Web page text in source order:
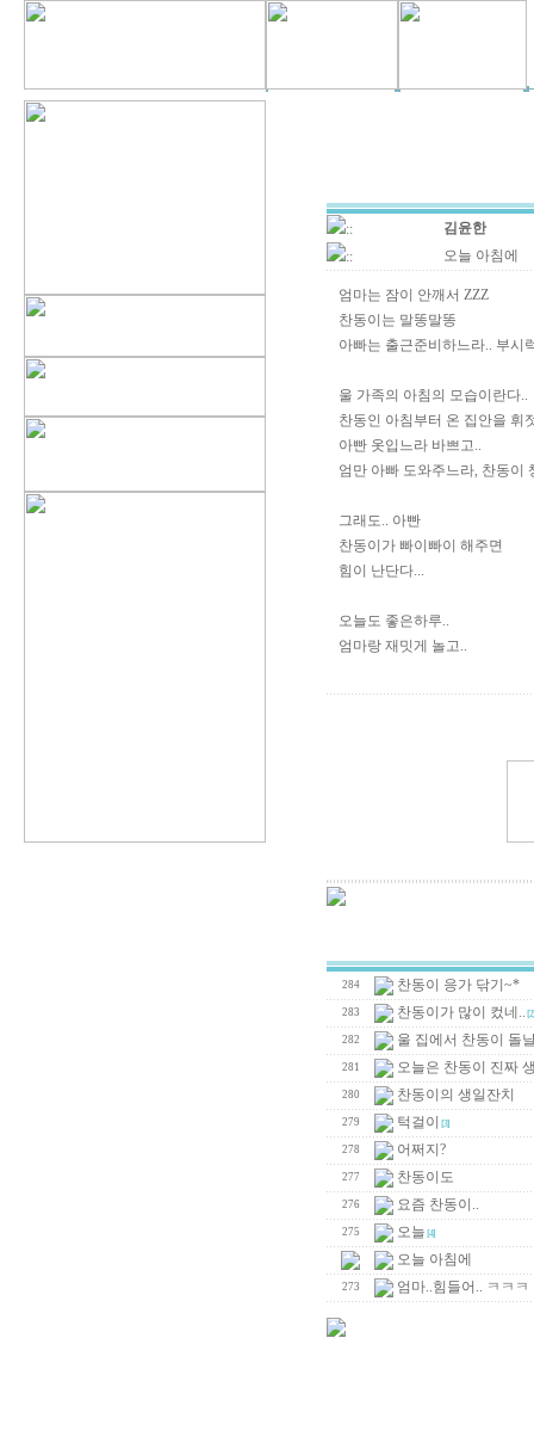
::
김윤한
::
오늘 아침에
엄마는 잠이 안깨서 ZZZ
찬동이는 말똥말똥
아빠는 출근준비하느라.. 부시
울 가족의 아침의 모습이란다..
찬동인 아침부터 온 집안을 휘
아빤 옷입느라 바쁘고..
엄만 아빠 도와주느라, 찬동이
그래도.. 아빤
찬동이가 빠이빠이 해주면
힘이 난단다...
오늘도 좋은하루..
엄마랑 재밋게 놀고..
284 찬동이 응가 닦기~*
283 찬동이가 많이 컸네.. [2]
282 울 집에서 찬동이 돌
281 오늘은 찬동이 진짜
280 찬동이의 생일잔치
279 턱걸이 [3]
278 어쩌지?
277 찬동이도
276 요즘 찬동이..
275 오늘 [4]
오늘 아침에
273 엄마..힘들어.. ㅋㅋㅋ